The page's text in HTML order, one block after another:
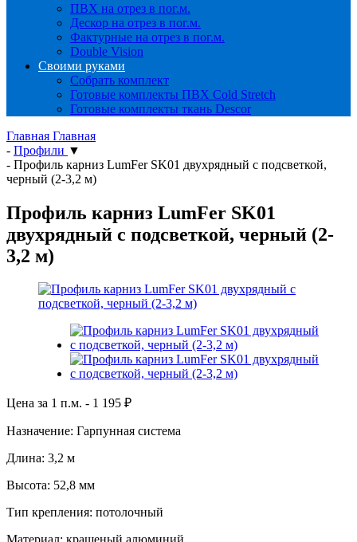
ПВХ на отрез в пог.м.
Дескор на отрез в пог.м.
Фактурные на отрез в пог.м.
Double Vision
Своими руками
Собрать комплект
Готовые комплекты ПВХ Cold Stretch
Готовые комплекты ткань Descor
Главная Главная
- Профили ▼
- Профиль карниз LumFer SK01 двухрядный с подсветкой,
черный (2-3,2 м)
Профиль карниз LumFer SK01
двухрядный с подсветкой, черный (2-
3,2 м)
Цена за 1 п.м. - 1 195 ₽
Назначение: Гарпунная система
Длина: 3,2 м
Высота: 52,8 мм
Тип крепления: потолочный